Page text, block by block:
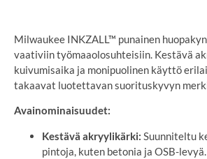
Milwaukee INKZALL™ punainen
vaativiin työmaaolosuhteisiin. Kestävä
kuivumisaika ja monipuolinen käyttö
takaavat luotettavan suorituskyvyn
Avainominaisuudet:
Kestävä akryylikärki: Suunniteltu
pintoja, kuten betonia ja OSB-levyä.